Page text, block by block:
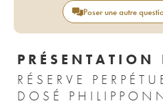
Poser une autre
PRÉSENTATION
RÉSERVE
DOSÉ